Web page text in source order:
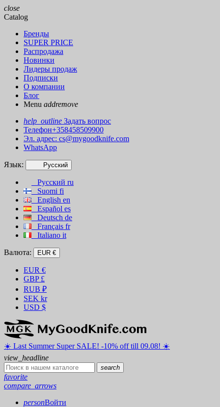
close
Catalog
Бренды
SUPER PRICE
Распродажа
Новинки
Лидеры продаж
Подписки
О компании
Блог
Menu addremove
help_outline Задать вопрос
Телефон+358458509900
Эл. адрес: cs@mygoodknife.com
WhatsApp
Язык: Русский
Русский ru
Suomi fi
English en
Español es
Deutsch de
Français fr
Italiano it
Валюта: EUR €
EUR €
GBP £
RUB ₽
SEK kr
USD $
☀️ ️Last Summer Super SALE! -10% off till 09.08! ☀️
view_headline
search
favorite
compare_arrows
personВойти